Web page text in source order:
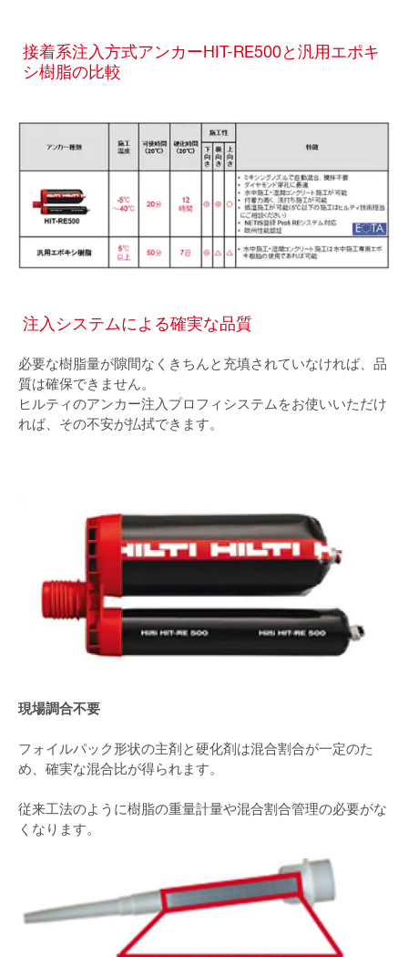
接着系注入方式アンカーHIT-RE500と汎用エポキ
シ樹脂の比較
注入システムによる確実な品質
必要な樹脂量が隙間なくきちんと充填されていなければ、品
質は確保できません。
ヒルティのアンカー注入プロフィシステムをお使いいただけ
れば、その不安が払拭できます。
現場調合不要
フォイルパック形状の主剤と硬化剤は混合割合が一定のた
め、確実な混合比が得られます。
従来工法のように樹脂の重量計量や混合割合管理の必要がな
くなります。